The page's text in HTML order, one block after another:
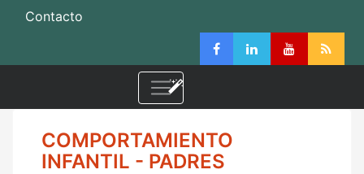
Contacto
COMPORTAMIENTO
INFANTIL - PADRES